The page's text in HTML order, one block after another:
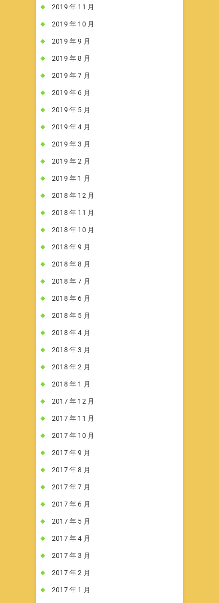
2019 年 11 月
2019 年 10 月
2019 年 9 月
2019 年 8 月
2019 年 7 月
2019 年 6 月
2019 年 5 月
2019 年 4 月
2019 年 3 月
2019 年 2 月
2019 年 1 月
2018 年 12 月
2018 年 11 月
2018 年 10 月
2018 年 9 月
2018 年 8 月
2018 年 7 月
2018 年 6 月
2018 年 5 月
2018 年 4 月
2018 年 3 月
2018 年 2 月
2018 年 1 月
2017 年 12 月
2017 年 11 月
2017 年 10 月
2017 年 9 月
2017 年 8 月
2017 年 7 月
2017 年 6 月
2017 年 5 月
2017 年 4 月
2017 年 3 月
2017 年 2 月
2017 年 1 月